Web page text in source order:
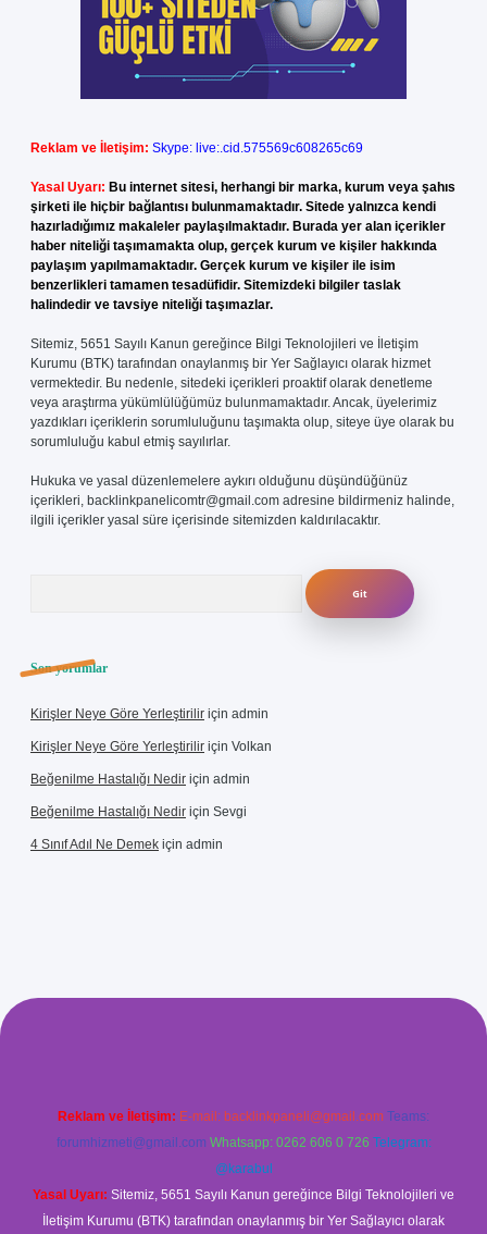
Reklam ve İletişim: Skype: live:.cid.575569c608265c69
Yasal Uyarı: Bu internet sitesi, herhangi bir marka, kurum veya şahıs
şirketi ile hiçbir bağlantısı bulunmamaktadır. Sitede yalnızca kendi
hazırladığımız makaleler paylaşılmaktadır. Burada yer alan içerikler
haber niteliği taşımamakta olup, gerçek kurum ve kişiler hakkında
paylaşım yapılmamaktadır. Gerçek kurum ve kişiler ile isim
benzerlikleri tamamen tesadüfidir. Sitemizdeki bilgiler taslak
halindedir ve tavsiye niteliği taşımazlar.
Sitemiz, 5651 Sayılı Kanun gereğince Bilgi Teknolojileri ve İletişim
Kurumu (BTK) tarafından onaylanmış bir Yer Sağlayıcı olarak hizmet
vermektedir. Bu nedenle, sitedeki içerikleri proaktif olarak denetleme
veya araştırma yükümlülüğümüz bulunmamaktadır. Ancak, üyelerimiz
yazdıkları içeriklerin sorumluluğunu taşımakta olup, siteye üye olarak bu
sorumluluğu kabul etmiş sayılırlar.
Hukuka ve yasal düzenlemelere aykırı olduğunu düşündüğünüz
içerikleri, backlinkpanelicomtr@gmail.com adresine bildirmeniz halinde,
ilgili içerikler yasal süre içerisinde sitemizden kaldırılacaktır.
Son yorumlar
Kirişler Neye Göre Yerleştirilir için admin
Kirişler Neye Göre Yerleştirilir için Volkan
Beğenilme Hastalığı Nedir için admin
Beğenilme Hastalığı Nedir için Sevgi
4 Sınıf Adıl Ne Demek için admin
giriş
Reklam ve İletişim: E-mail: backlinkpaneli@gmail.com Teams:
forumhizmeti@gmail.com Whatsapp: 0262 606 0 726 Telegram:
@karabul
Yasal Uyarı: Sitemiz, 5651 Sayılı Kanun gereğince Bilgi Teknolojileri ve
İletişim Kurumu (BTK) tarafından onaylanmış bir Yer Sağlayıcı olarak